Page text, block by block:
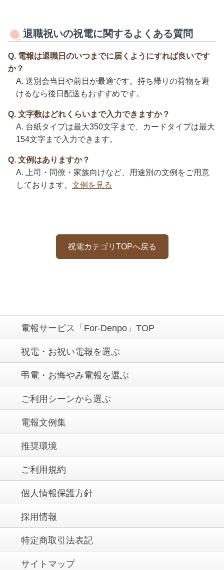
退職祝いの祝電に関するよくある質問
Q. 電報は退職日のいつまでに届くようにすれば良いです
か？
A. 送別会当日や前日が最適です。持ち帰りの荷物を避
けるなら後日配送もおすすめです。
Q. 文字数はどれくらいまで入力できますか？
A. 台紙タイプは最大350文字まで、カードタイプは最大
154文字まで入力できます。
Q. 文例はありますか？
A. 上司・同僚・家族向けなど、用途別の文例をご用意
しております。 文例を見る
祝電カテゴリTOPへ戻る
電報サービス「For-Denpo」TOP
祝電・お祝い電報を選ぶ
弔電・お悔やみ電報を選ぶ
ご利用シーンから選ぶ
電報文例集
推奨環境
ご利用規約
個人情報保護方針
採用情報
特定商取引法表記
サイトマップ